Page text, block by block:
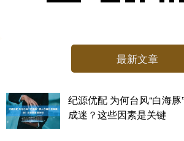
最新文章
纪源优配 为何台风“白海
成迷？这些因素是关键